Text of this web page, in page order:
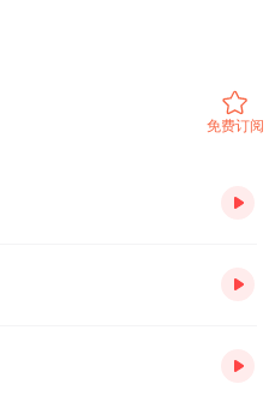
之以鼻，便大动肝火，发誓要
的窗下唱起歌来，想讨一点施
为公主和这个卖唱的叫花子举行
子带着公主走了。他们俩路上
目中无人了，要是嫁给画眉嘴
很小的房子里。叫花子对公主
床，逼着她做家务。他们就这
夫说：“我们得挣钱养活自己
娇嫩的双手全弄伤了。丈夫
在行些。”于是，丈夫弄来一批陶
免费订阅